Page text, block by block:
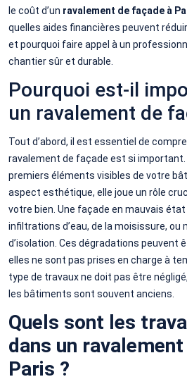
le coût d’un ravalement de façade à
quelles aides financières peuvent
et pourquoi faire appel à un
chantier sûr et durable.
Pourquoi est-il
un ravalement de
Tout d’abord, il est essentiel de
ravalement de façade est si important.
premiers éléments visibles de votre
aspect esthétique, elle joue un rôle
votre bien. Une façade en mauvais
infiltrations d’eau, de la moisissure, ou
d’isolation. Ces dégradations peuvent
elles ne sont pas prises en charge à
type de travaux ne doit pas être
les bâtiments sont souvent anciens.
Quels sont les
dans un
Paris ?